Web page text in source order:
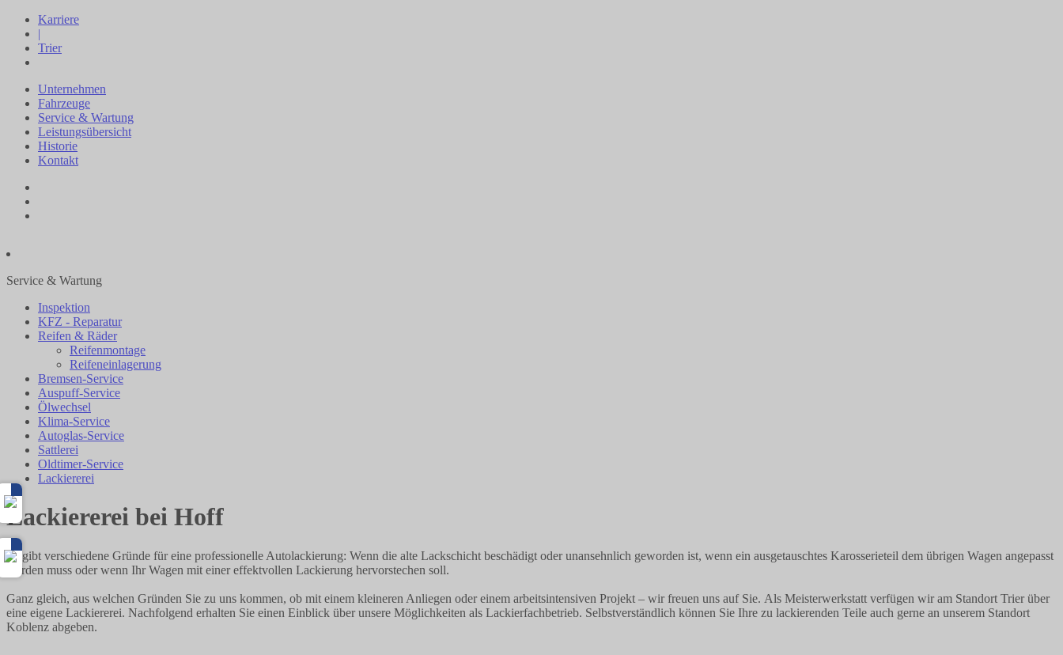
Karriere
|
Trier
Unternehmen
Fahrzeuge
Service & Wartung
Leistungsübersicht
Historie
Kontakt
Service & Wartung
Inspektion
KFZ - Reparatur
Reifen & Räder
Reifenmontage
Reifeneinlagerung
Bremsen-Service
Auspuff-Service
Ölwechsel
Klima-Service
Autoglas-Service
Sattlerei
Oldtimer-Service
Lackiererei
Lackiererei bei Hoff
Es gibt verschiedene Gründe für eine professionelle Autolackierung: Wenn die alte Lackschicht beschädigt oder unansehnlich geworden ist, wenn ein ausgetauschtes Karosserieteil dem übrigen Wagen angepasst
werden muss oder wenn Ihr Wagen mit einer effektvollen Lackierung hervorstechen soll.
Ganz gleich, aus welchen Gründen Sie zu uns kommen, ob mit einem kleineren Anliegen oder einem arbeitsintensiven Projekt – wir freuen uns auf Sie. Als Meisterwerkstatt verfügen wir am Standort Trier über
eine eigene Lackiererei. Nachfolgend erhalten Sie einen Einblick über unsere Möglichkeiten als Lackierfachbetrieb. Selbstverständlich können Sie Ihre zu lackierenden Teile auch gerne an unserem Standort
Koblenz abgeben.